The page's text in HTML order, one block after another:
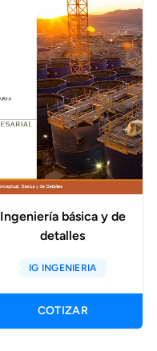
Ingeniería básica y de
detalles
IG INGENIERIA
COTIZAR